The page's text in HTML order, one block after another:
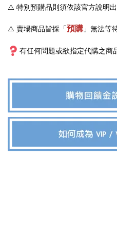
⚠️ 特別預購品則須依該官方說明出
⚠️ 賣場商品皆採 「預購 」 無法等
有任何問題或欲指定代購之商